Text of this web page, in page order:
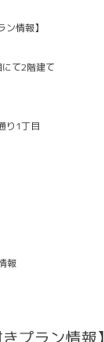
情報】
て2階建て
り1丁目
報
プラン情報】